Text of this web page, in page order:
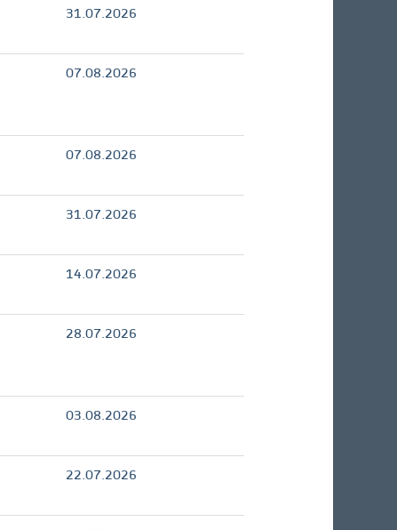
31.07.2026
07.08.2026
07.08.2026
31.07.2026
14.07.2026
28.07.2026
03.08.2026
22.07.2026